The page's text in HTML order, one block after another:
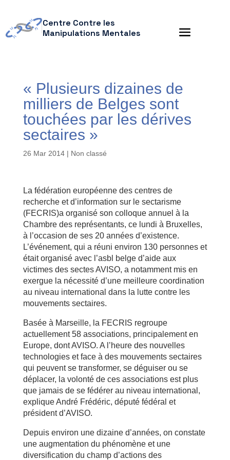
Centre Contre les
Manipulations Mentales
« Plusieurs dizaines de
milliers de Belges sont
touchées par les dérives
sectaires »
26 Mar 2014| Non classé
La fédération européenne des centres de
recherche et d’information sur le sectarisme
(FECRIS)a organisé son colloque annuel à la
Chambre des représentants, ce lundi à Bruxelles,
à l’occasion de ses 20 années d’existence.
L’événement, qui a réuni environ 130 personnes et
était organisé avec l’asbl belge d’aide aux
victimes des sectes AVISO, a notamment mis en
exergue la nécessité d’une meilleure coordination
au niveau international dans la lutte contre les
mouvements sectaires.
Basée à Marseille, la FECRIS regroupe
actuellement 58 associations, principalement en
Europe, dont AVISO. A l’heure des nouvelles
technologies et face à des mouvements sectaires
qui peuvent se transformer, se déguiser ou se
déplacer, la volonté de ces associations est plus
que jamais de se fédérer au niveau international,
explique André Frédéric, député fédéral et
président d’AVISO.
Depuis environ une dizaine d’années, on constate
une augmentation du phénomène et une
diversification du champ d’actions des